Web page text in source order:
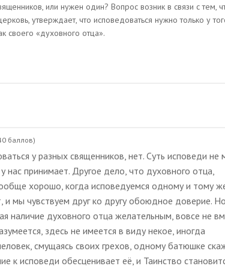
или нужен один? Вопрос возник в связи с тем,
утверждает, что исповедоваться нужно только у
своего «духовного отца».
баллов)
у разных священников, нет. Суть исповеди не
нас принимает. Другое дело, что духовного отца,
хорошо, когда исповедуемся одному и тому
мы чувствуем друг ко другу обоюдное доверие.
наличие духовного отца желательным, вовсе не
здесь не имеется в виду некое, иногда
смущаясь своих грехов, одному батюшке
к исповеди обесценивает её, и Таинство